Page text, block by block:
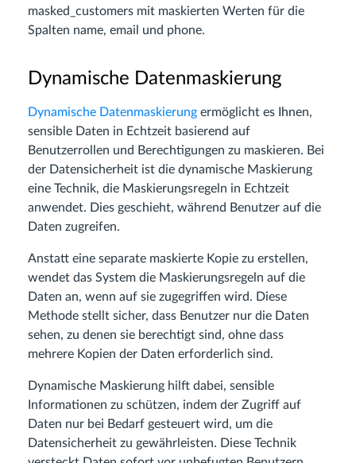
masked_customers mit maskierten Werten für die
Spalten name, email und phone.
Dynamische Datenmaskierung
Dynamische Datenmaskierung ermöglicht es Ihnen,
sensible Daten in Echtzeit basierend auf
Benutzerrollen und Berechtigungen zu maskieren. Bei
der Datensicherheit ist die dynamische Maskierung
eine Technik, die Maskierungsregeln in Echtzeit
anwendet. Dies geschieht, während Benutzer auf die
Daten zugreifen.
Anstatt eine separate maskierte Kopie zu erstellen,
wendet das System die Maskierungsregeln auf die
Daten an, wenn auf sie zugegriffen wird. Diese
Methode stellt sicher, dass Benutzer nur die Daten
sehen, zu denen sie berechtigt sind, ohne dass
mehrere Kopien der Daten erforderlich sind.
Dynamische Maskierung hilft dabei, sensible
Informationen zu schützen, indem der Zugriff auf
Daten nur bei Bedarf gesteuert wird, um die
Datensicherheit zu gewährleisten. Diese Technik